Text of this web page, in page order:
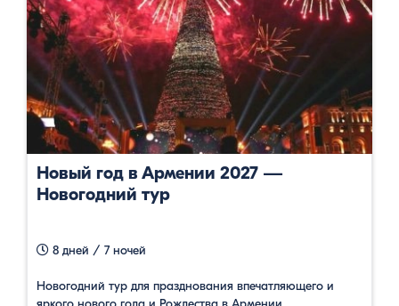
Новый год в Армении 2027 —
Новогодний тур
8 дней / 7 ночей
Новогодний тур для празднования впечатляющего и